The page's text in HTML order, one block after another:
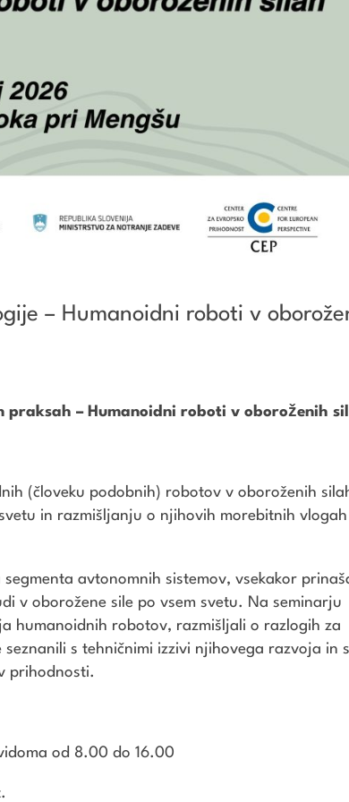
– Humanoidni roboti v
– Humanoidni roboti v oboroženih
(človeku podobnih) robotov v oboroženih
in razmišljanju o njihovih morebitnih
avtonomnih sistemov, vsekakor
v oborožene sile po vsem svetu. Na seminarju
humanoidnih robotov, razmišljali o razlogih za
s tehničnimi izzivi njihovega razvoja in
prihodnosti.
od 8.00 do 16.00